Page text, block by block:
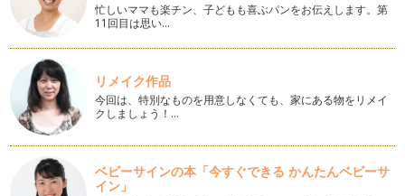
美ママ親子のワンランク上のタッチケア、親子の触れ合い♪
新年 あけましておめでとうございます。成人式を迎えられた
みなさま、おめでとうございます。受…
美ママ親子とパートナーの効果的なスキンシップ！
美ママの皆さま、こんにちは♪日に日に寒さも増しています
ね。 …
未来へのギフト★美ママ親子とパパも喜ぶタッチケア♪
美ママ親子のみなさま、こんにちは♪ 寒くなってくる…
忙しいママも楽チン、子どもも喜ぶパンをお伝えします。第
11回目は思い…
リメイク作品
今回は、特別なものを用意しなくても、家にある物をリメイ
クしましょう！…
ベビーサインの本「今すぐできる かんたんベビーサ
イン」